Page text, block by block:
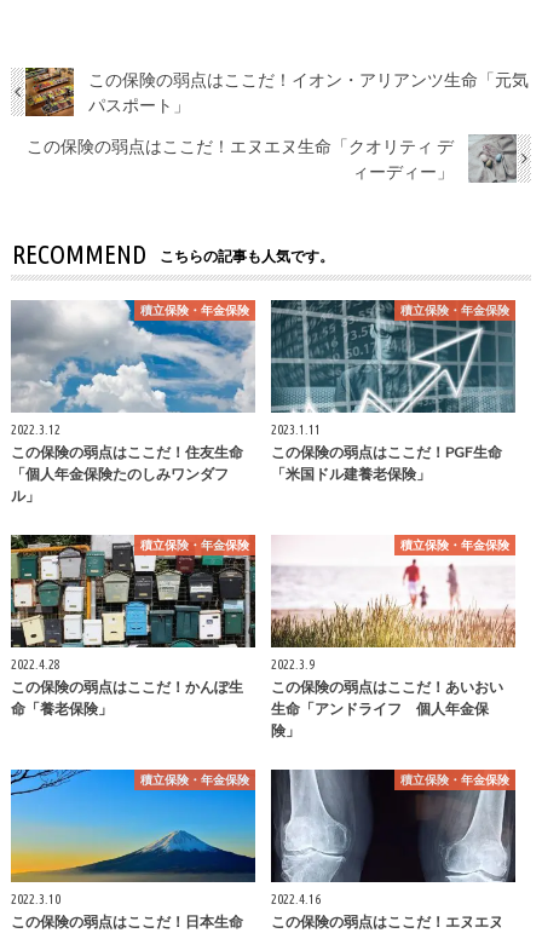
この保険の弱点はここだ！イオン・アリアンツ生命「元気
パスポート」
この保険の弱点はここだ！エヌエヌ生命「クオリティ デ
ィーディー」
RECOMMEND こちらの記事も人気です。
積立保険・年金保険
2022.3.12
この保険の弱点はここだ！住友生命
「個人年金保険たのしみワンダフ
ル」
積立保険・年金保険
2023.1.11
この保険の弱点はここだ！PGF生命
「米国ドル建養老保険」
積立保険・年金保険
2022.4.28
この保険の弱点はここだ！かんぽ生
命「養老保険」
積立保険・年金保険
2022.3.9
この保険の弱点はここだ！あいおい
生命「アンドライフ 個人年金保
険」
積立保険・年金保険
2022.3.10
この保険の弱点はここだ！日本生命
積立保険・年金保険
2022.4.16
この保険の弱点はここだ！エヌエヌ